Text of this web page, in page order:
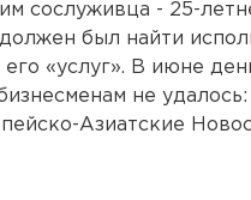
сослуживца - 25-
был найти
«услуг». В июне
не
Азиатские